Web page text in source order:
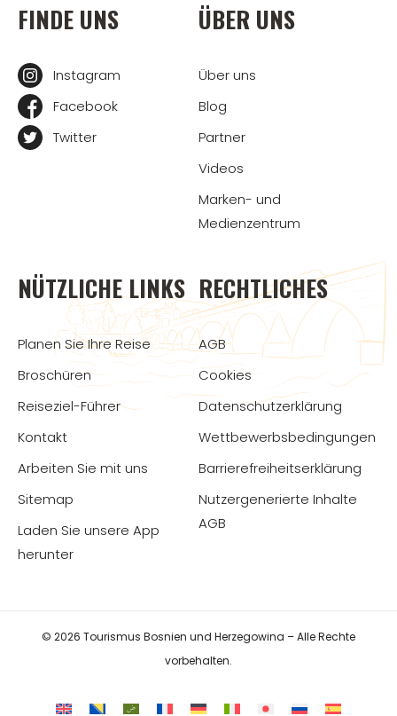
FINDE UNS
Instagram
Facebook
Twitter
ÜBER UNS
Über uns
Blog
Partner
Videos
Marken- und
Medienzentrum
NÜTZLICHE LINKS
Planen Sie Ihre Reise
Broschüren
Reiseziel-Führer
Kontakt
Arbeiten Sie mit uns
Sitemap
Laden Sie unsere App
herunter
RECHTLICHES
AGB
Cookies
Datenschutzerklärung
Wettbewerbsbedingungen
Barrierefreiheitserklärung
Nutzergenerierte Inhalte
AGB
© 2026 Tourismus Bosnien und Herzegowina – Alle Rechte
vorbehalten.